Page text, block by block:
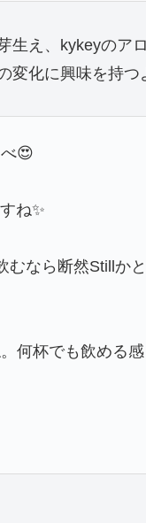
え、kykeyのア
化に興味を持つ
😍
ね✨
なら断然Stillか
何杯でも飲める